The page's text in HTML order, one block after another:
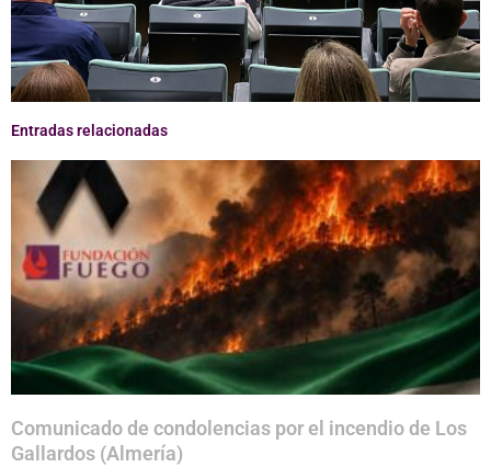
Entradas relacionadas
Comunicado de condolencias por el incendio de Los
Gallardos (Almería)